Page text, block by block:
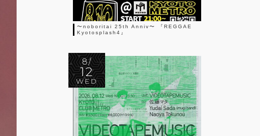
〜noboritai 25th Anniv〜 『REGGAE
Kyotosplash4』
8/
12
WED